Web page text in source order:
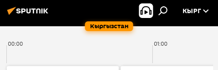
Кыргызстан
КЫРГ
00:00 01:00